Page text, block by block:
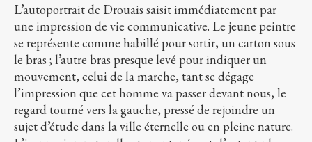
L’autoportrait de Drouais saisit immédiatement par
une impression de vie communicative. Le jeune peintre
se représente comme habillé pour sortir, un carton sous
le bras ; l’autre bras presque levé pour indiquer un
mouvement, celui de la marche, tant se dégage
l’impression que cet homme va passer devant nous, le
regard tourné vers la gauche, pressé de rejoindre un
sujet d’étude dans la ville éternelle ou en pleine nature.